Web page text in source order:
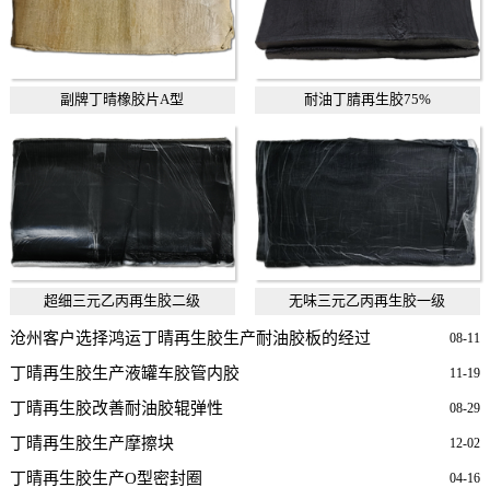
副牌丁晴橡胶片A型 耐油丁腈再生胶75%
超细三元乙丙再生胶二级 无味三元乙丙再生胶一级
08-11
沧州客户选择鸿运丁晴再生胶生产耐油胶板的经过
11-19
丁晴再生胶生产液罐车胶管内胶
08-29
丁晴再生胶改善耐油胶辊弹性
12-02
丁晴再生胶生产摩擦块
04-16
丁晴再生胶生产O型密封圈